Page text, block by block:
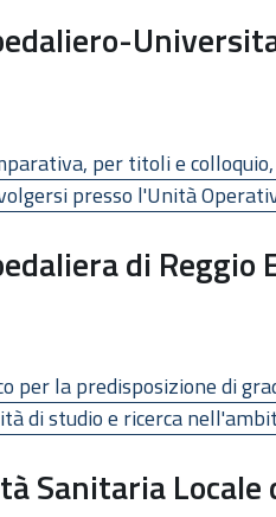
per titoli e
presso l'Unità
di Reggio
per la predisposizione di
di studio e ricerca
Sanitaria Locale